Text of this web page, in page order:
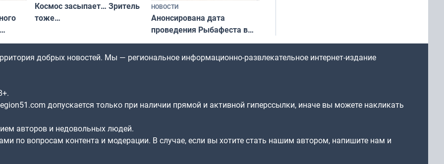
Космос засыпает… Зритель
тоже…
НОВОСТИ
Анонсирована дата
проведения Рыбафеста в
2026 году
добрых новостей. Мы — региональное информационно-развлекательное интернет-издание
допускается только при наличии прямой и активной гиперссылки, иначе вы можете накликать
авторов и недовольных людей.
по вопросам контента и модерации. В случае, если вы хотите стать нашим автором, напишите нам и